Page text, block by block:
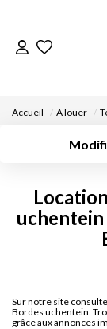
Accueil A louer
Sélectionnez...
Type de bien
uchentein
Sur notre site
Bordes uchentein.
grâce aux annonces